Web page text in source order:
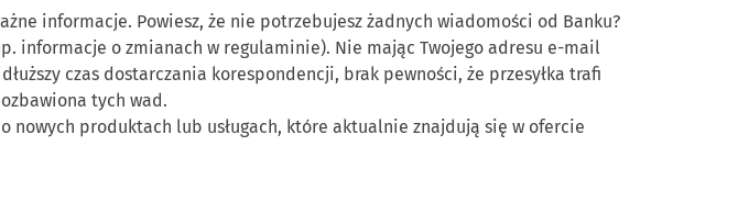
informacje. Powiesz, że nie potrzebujesz żadnych wiadomości od Banku?
informacje o zmianach w regulaminie). Nie mając Twojego adresu e-mail
czas dostarczania korespondencji, brak pewności, że przesyłka trafi
tych wad.
produktach lub usługach, które aktualnie znajdują się w ofercie